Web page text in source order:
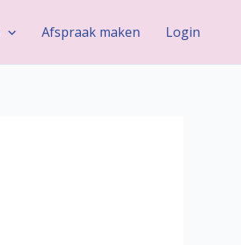
Afspraak maken Login